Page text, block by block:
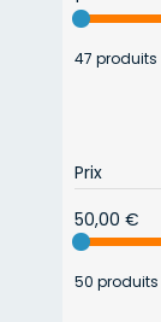
47 produits
Prix
50,00 €
50 produits